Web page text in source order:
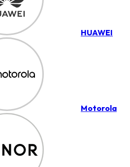
HUAWEI
Motorola